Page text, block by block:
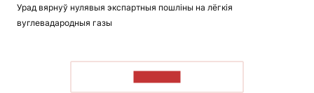
Урад вярнуў нулявыя экспартныя пошліны на лёгкія
вуглевадародныя газы